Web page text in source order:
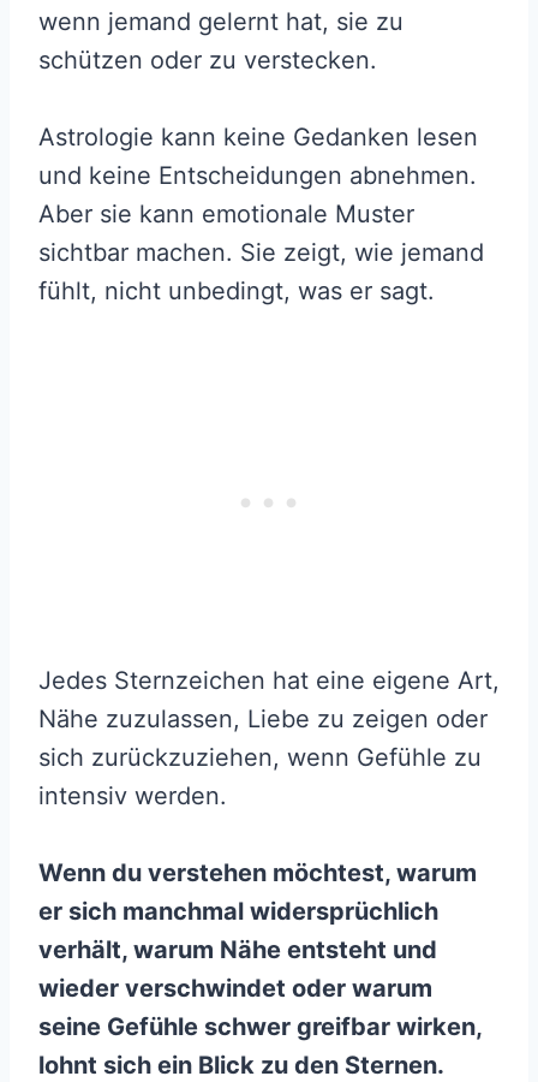
wenn jemand gelernt hat, sie zu
schützen oder zu verstecken.
Astrologie kann keine Gedanken lesen
und keine Entscheidungen abnehmen.
Aber sie kann emotionale Muster
sichtbar machen. Sie zeigt, wie jemand
fühlt, nicht unbedingt, was er sagt.
Jedes Sternzeichen hat eine eigene Art,
Nähe zuzulassen, Liebe zu zeigen oder
sich zurückzuziehen, wenn Gefühle zu
intensiv werden.
Wenn du verstehen möchtest, warum
er sich manchmal widersprüchlich
verhält, warum Nähe entsteht und
wieder verschwindet oder warum
seine Gefühle schwer greifbar wirken,
lohnt sich ein Blick zu den Sternen.